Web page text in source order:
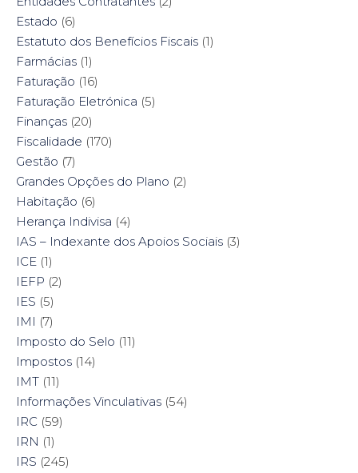
Estado (6)
Estatuto dos Benefícios Fiscais (1)
Farmácias (1)
Faturação (16)
Faturação Eletrónica (5)
Finanças (20)
Fiscalidade (170)
Gestão (7)
Grandes Opções do Plano (2)
Habitação (6)
Herança Indivisa (4)
IAS – Indexante dos Apoios Sociais (3)
ICE (1)
IEFP (2)
IES (5)
IMI (7)
Imposto do Selo (11)
Impostos (14)
IMT (11)
Informações Vinculativas (54)
IRC (59)
IRN (1)
IRS (245)